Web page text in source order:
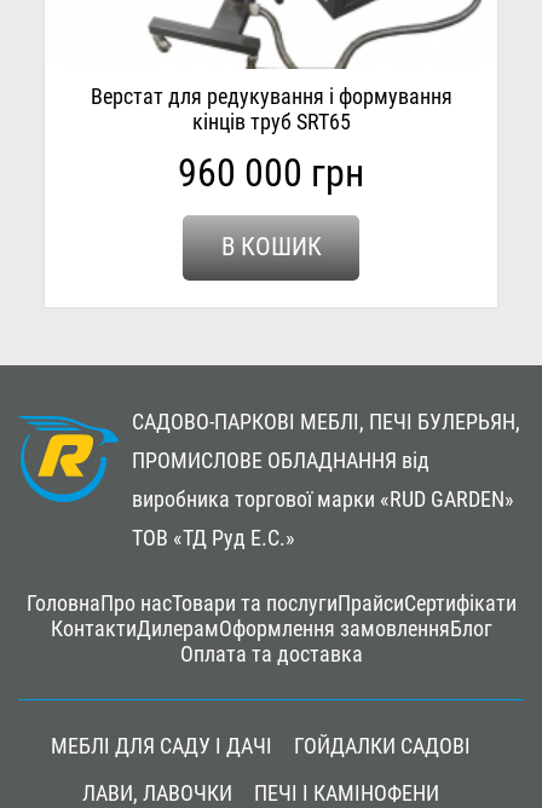
Верстат для редукування і формування
кінців труб SRT65
960 000 грн
В КОШИК
САДОВО-ПАРКОВІ МЕБЛІ, ПЕЧІ БУЛЕРЬЯН,
ПРОМИСЛОВЕ ОБЛАДНАННЯ від
виробника торгової марки «RUD GARDEN»
ТОВ «ТД Руд Е.С.»
Footer
menu
ГоловнаПро насТовари та послугиПрайсиСертифікати
КонтактиДилерамОформлення замовленняБлог
Оплата та доставка
navigation
МЕБЛІ ДЛЯ САДУ І ДАЧІ
ГОЙДАЛКИ САДОВІ
ЛАВИ, ЛАВОЧКИ
ПЕЧІ І КАМІНОФЕНИ